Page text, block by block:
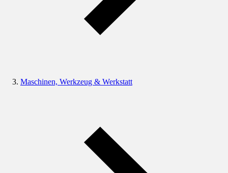
Maschinen, Werkzeug & Werkstatt